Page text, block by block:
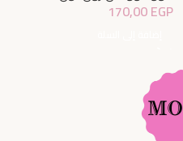
170,00EGP